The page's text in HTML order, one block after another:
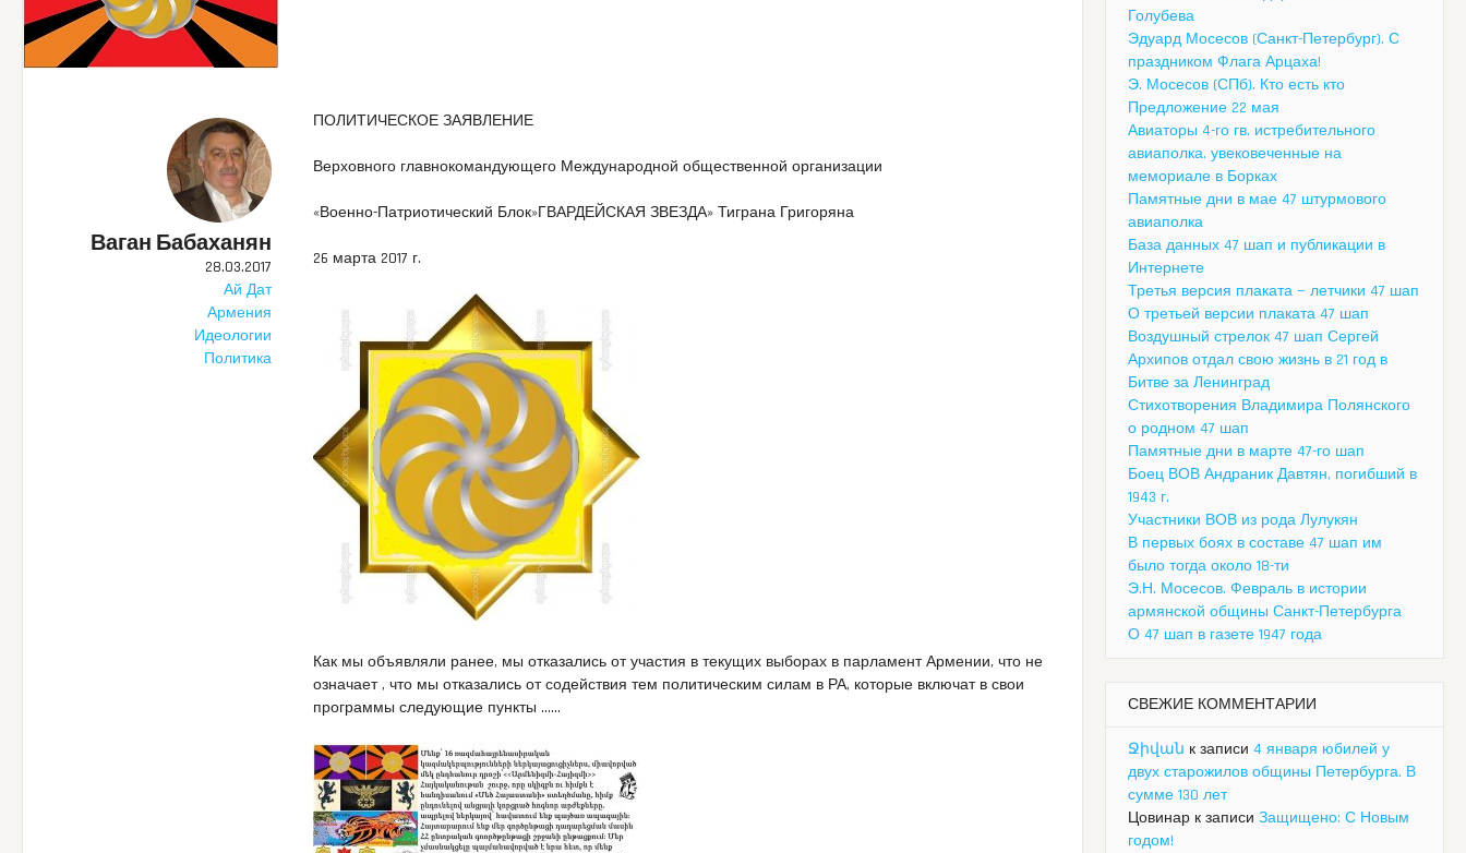
Ваган Бабаханян
28.03.2017
Ай Дат
Армения
Идеологии
Политика
ПОЛИТИЧЕСКОЕ ЗАЯВЛЕНИЕ
Верховного главнокомандующего Международной общественной организации
«Военно-Патриотический Блок»ГВАРДЕЙСКАЯ ЗВЕЗДА» Тиграна Григоряна
26 марта 2017 г.
Как мы объявляли ранее, мы отказались от участия в текущих выборах в парламент Армении, что не
означает , что мы отказались от содействия тем политическим силам в РА, которые включат в свои
программы следующие пункты ……
Голубева
Эдуард Мосесов (Санкт-Петербург). С
праздником Флага Арцаха!
Э. Мосесов (СПб). Кто есть кто
Предложение 22 мая
Авиаторы 4-го гв. истребительного
авиаполка, увековеченные на
мемориале в Борках
Памятные дни в мае 47 штурмового
авиаполка
База данных 47 шап и публикации в
Интернете
Третья версия плаката — летчики 47 шап
О третьей версии плаката 47 шап
Воздушный стрелок 47 шап Сергей
Архипов отдал свою жизнь в 21 год в
Битве за Ленинград
Стихотворения Владимира Полянского
о родном 47 шап
Памятные дни в марте 47-го шап
Боец ВОВ Андраник Давтян, погибший в
1943 г.
Участники ВОВ из рода Лулукян
В первых боях в составе 47 шап им
было тогда около 18-ти
Э.Н. Мосесов. Февраль в истории
армянской общины Санкт-Петербурга
О 47 шап в газете 1947 года
СВЕЖИЕ КОММЕНТАРИИ
Ջիվան к записи 4 января юбилей у
двух старожилов общины Петербурга. В
сумме 130 лет
Цовинар к записи Защищено: С Новым
годом!